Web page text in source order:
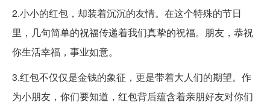
2.小小的红包，却装着沉沉的友情。在这个特殊的节日
里，几句简单的祝福传递着我们真挚的祝福。朋友，恭祝
你生活幸福，事业如意。
3.红包不仅仅是金钱的象征，更是带着大人们的期望。作
为小朋友，你们要知道，红包背后蕴含着亲朋好友对你们